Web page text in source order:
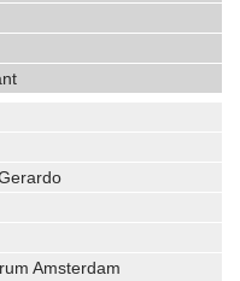
Amsterdam